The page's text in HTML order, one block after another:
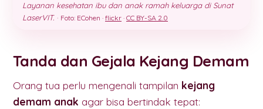
Layanan kesehatan ibu dan anak ramah keluarga di Sunat
LaserVIT. · Foto: ECohen · flickr · CC BY-SA 2.0
Tanda dan Gejala Kejang Demam
Orang tua perlu mengenali tampilan kejang
demam anak agar bisa bertindak tepat: